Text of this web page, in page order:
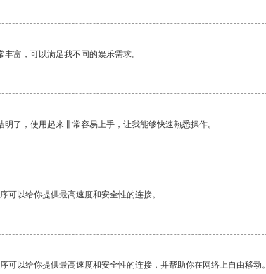
富，可以满足我不同的娱乐需求。
了，使用起来非常容易上手，让我能够快速熟悉操作。
可以给你提供最高速度和安全性的连接。
可以给你提供最高速度和安全性的连接，并帮助你在网络上自由移动。